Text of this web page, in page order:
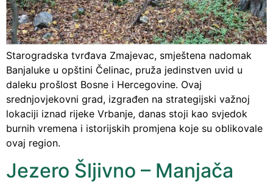
Starogradska tvrđava Zmajevac, smještena nadomak
Banjaluke u opštini Čelinac, pruža jedinstven uvid u
daleku prošlost Bosne i Hercegovine. Ovaj
srednjovjekovni grad, izgrađen na strategijski važnoj
lokaciji iznad rijeke Vrbanje, danas stoji kao svjedok
burnih vremena i istorijskih promjena koje su oblikovale
ovaj region.
Jezero Šljivno – Manjača